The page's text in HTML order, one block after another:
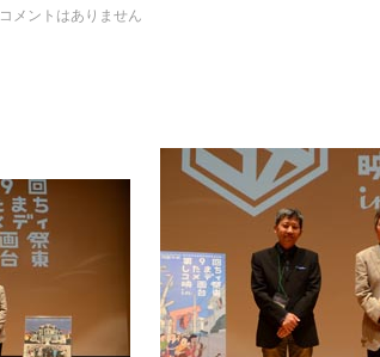
コメントはありません